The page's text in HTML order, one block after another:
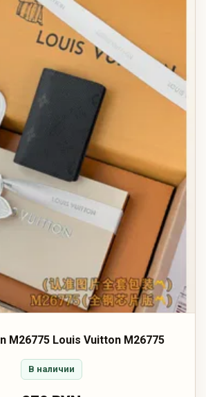
M26775 Louis Vuitton M26775
В наличии